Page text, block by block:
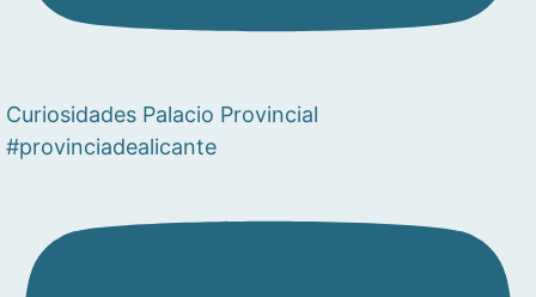
Curiosidades Palacio Provincial
#provinciadealicante